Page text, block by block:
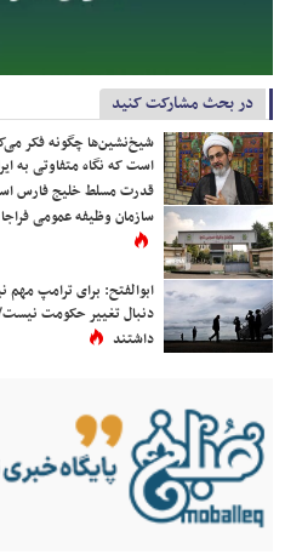
در بحث مشارکت کنید
شیخ‌نشین‌ها چگونه فکر
است که نگاه متفاوتی به
قدرت مسلط خلیج فارس
سازمان وظیفه عمومی
ابوالفتح: برای ترامپ مهم
دنبال تغییر حکومت
داشتند